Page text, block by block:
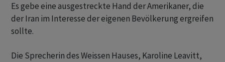
Es gebe eine ausgestreckte Hand der Amerikaner, die
der Iran im Interesse der eigenen Bevölkerung ergreifen
sollte.
Die Sprecherin des Weissen Hauses, Karoline Leavitt,